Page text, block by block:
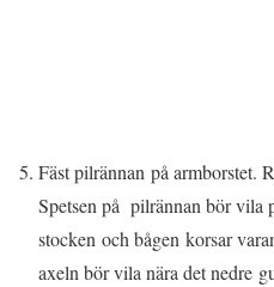
Fäst pilrännan på armborstet.
Spetsen på pilrännan bör vila
stocken och bågen korsar
axeln bör vila nära det nedre